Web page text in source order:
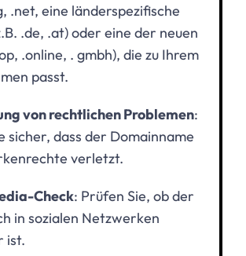
.net, eine länderspezifische
.de, .at) oder eine der neuen
.online, . gmbh), die zu Ihrem
passt.
von rechtlichen Problemen:
sicher, dass der Domainname
verletzt.
Check: Prüfen Sie, ob der
in sozialen Netzwerken
ist.